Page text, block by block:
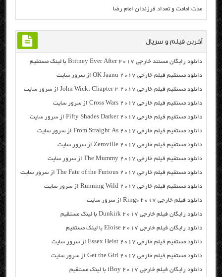
مدت امامت و تعداد فرزندان امام رضا
آخرین فیلم و سریال
دانلود رایگان مسنتد خارجی Britney Ever After 2017 با لینک مستقیم
دانلود مستقیم فیلم خارجی OK Jaanu 2017 از سرور سایت
دانلود مستقیم فیلم خارجی John Wick: Chapter 2 2017 از سرور سایت
دانلود مستقیم فیلم خارجی Cross Wars 2017 از سرور سایت
دانلود مستقیم فیلم خارجی Fifty Shades Darker 2017 از سرور سایت
دانلود مستقیم فیلم خارجی From Straight As 2017 از سرور سایت
دانلود مستقیم فیلم خارجی Zeroville 2017 از سرور سایت
دانلود مستقیم فیلم خارجی The Mummy 2017 از سرور سایت
دانلود مستقیم فیلم خارجی The Fate of the Furious 2017 از سرور سایت
دانلود مستقیم فیلم خارجی Running Wild 2017 از سرور سایت
دانلود فیلم خارجی Rings 2017 از سرور سایت
دانلود رایگان فیلم خارجی Dunkirk 2017 با لینک مستقیم
دانلود رایگان فیلم خارجی Eloise 2017 با لینک مستقیم
دانلود مستقیم فیلم خارجی Essex Heist 2017 از سرور سایت
دانلود مستقیم فیلم خارجی Get the Girl 2017 از سرور سایت
دانلود رایگان فیلم خارجی iBoy 2017 با لینک مستقیم